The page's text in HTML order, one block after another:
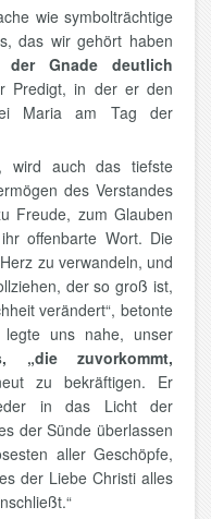
wie symbolträchtige
das wir gehört haben
der Gnade deutlich
Predigt, in der er den
Maria am Tag der
wird auch das tiefste
des Verstandes
Freude, zum Glauben
offenbarte Wort. Die
zu verwandeln, und
der so groß ist,
verändert“, betonte
uns nahe, unser
„die zuvorkommt,
zu bekräftigen. Er
in das Licht der
der Sünde überlassen
aller Geschöpfe,
der Liebe Christi alles